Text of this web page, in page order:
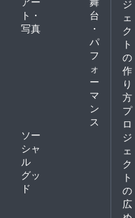
ト・
写真
台
・
パ
フ
ォ
ー
マ
ン
ス
ソー
シャ
ル
グッ
ド
ジ
ェ
ク
ト
の
作
り
方
プ
ロ
ジ
ェ
ク
ト
の
広